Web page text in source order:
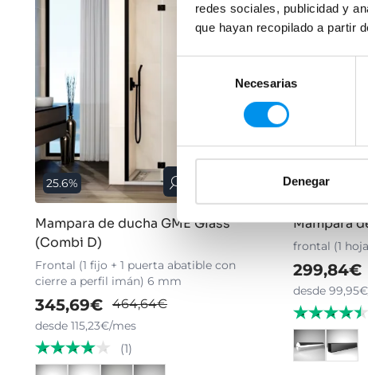
redes sociales, publicidad y
que hayan recopilado a partir
consentimiento
Necesarias
Denegar
25.6%
Mampara de ducha GME Glass
(Combi D)
Frontal (1 fijo + 1 puerta abatible con
cierre a perfil imán) 6 mm
345,69€ 464,64€
desde 115,23€/mes
(1)
30%
Mampara
frontal (1
299,84€
desde